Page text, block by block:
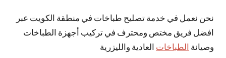
نحن نعمل في خدمة تصليح طباخات في منطقة الكويت عبر
افضل فريق مختص ومحترف في تركيب أجهزة الطباخات
وصيانة الطباخات العادية والليزرية